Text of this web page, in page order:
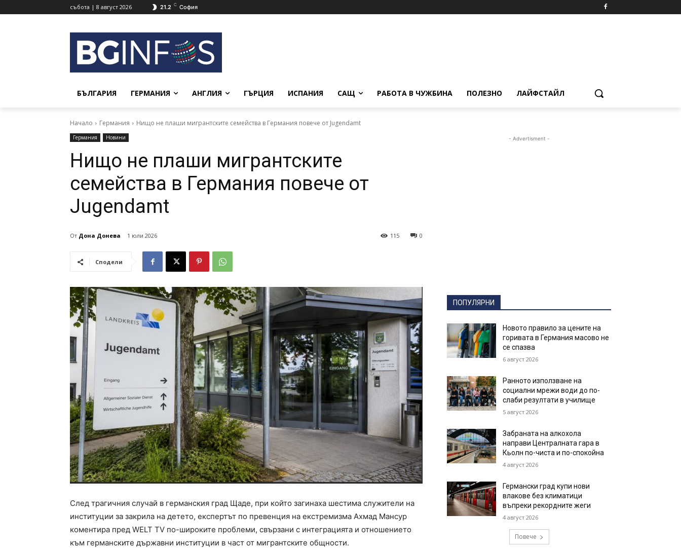
събота | 8 август 2026 21.2 C София
БЪЛГАРИЯ ГЕРМАНИЯ АНГЛИЯ ГЪРЦИЯ ИСПАНИЯ САЩ РАБОТА В ЧУЖБИНА ПОЛЕЗНО ЛАЙФСТАЙЛ
Начало Германия Нищо не плаши мигрантските семейства в Германия повече от Jugendamt
Германия Новини
Нищо не плаши мигрантските
семейства в Германия повече от
Jugendamt
От Дона Донева 1 юли 2026 0
115
Сподели
След трагичния случай в германския град Щаде, при който загинаха шестима служители на
институции за закрила на детето, експертът по превенция на екстремизма Ахмад Мансур
коментира пред WELT TV по-широките проблеми, свързани с интеграцията и отношението
към германските държавни институции в част от мигрантските общности.
- Advertisment -
ПОПУЛЯРНИ
Новото правило за цените на
горивата в Германия масово не
се спазва
6 август 2026
Ранното използване на
социални мрежи води до по-
слаби резултати в училище
5 август 2026
Забраната на алкохола
направи Централната гара в
Кьолн по-чиста и по-спокойна
4 август 2026
Германски град купи нови
влакове без климатици
въпреки рекордните жеги
4 август 2026
Повече